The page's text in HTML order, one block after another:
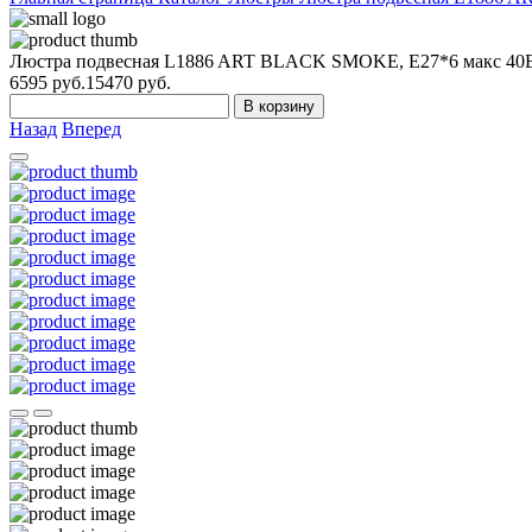
Люстра подвесная L1886 ART BLACK SMOKE, Е27*6 макс
6595 руб.15470 руб.
В корзину
Назад Вперед